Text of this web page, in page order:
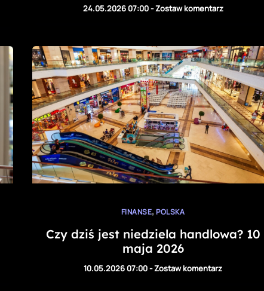
24.05.2026 07:00-Zostaw komentarz
FINANSE,POLSKA
Czy dziś jest niedziela handlowa? 10
maja 2026
10.05.2026 07:00-Zostaw komentarz